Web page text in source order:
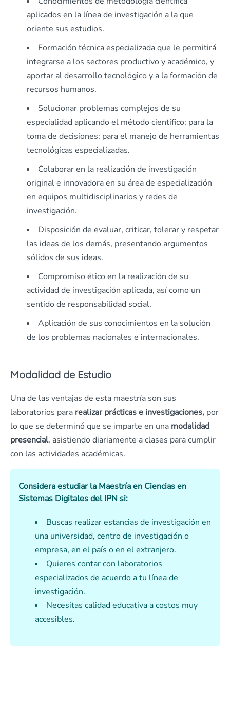
aplicados en la línea de investigación a la que
oriente sus estudios.
Formación técnica especializada que le permitirá
integrarse a los sectores productivo y académico, y
aportar al desarrollo tecnológico y a la formación de
recursos humanos.
Solucionar problemas complejos de su
especialidad aplicando el método científico; para la
toma de decisiones; para el manejo de herramientas
tecnológicas especializadas.
Colaborar en la realización de investigación
original e innovadora en su área de especialización
en equipos multidisciplinarios y redes de
investigación.
Disposición de evaluar, criticar, tolerar y respetar
las ideas de los demás, presentando argumentos
sólidos de sus ideas.
Compromiso ético en la realización de su
actividad de investigación aplicada, así como un
sentido de responsabilidad social.
Aplicación de sus conocimientos en la solución
de los problemas nacionales e internacionales.
Modalidad de Estudio
Una de las ventajas de esta maestría son sus
laboratorios para realizar prácticas e investigaciones, por
lo que se determinó que se imparte en una modalidad
presencial, asistiendo diariamente a clases para cumplir
con las actividades académicas.
Considera estudiar la Maestría en Ciencias en
Sistemas Digitales del IPN si:
Buscas realizar estancias de investigación en
una universidad, centro de investigación o
empresa, en el país o en el extranjero.
Quieres contar con laboratorios
especializados de acuerdo a tu línea de
investigación.
Necesitas calidad educativa a costos muy
accesibles.